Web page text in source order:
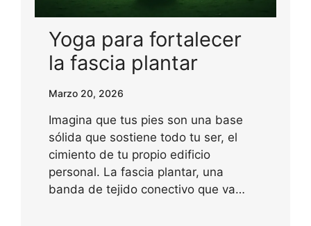
Yoga para fortalecer
la fascia plantar
Marzo 20, 2026
Imagina que tus pies son una base
sólida que sostiene todo tu ser, el
cimiento de tu propio edificio
personal. La fascia plantar, una
banda de tejido conectivo que va…